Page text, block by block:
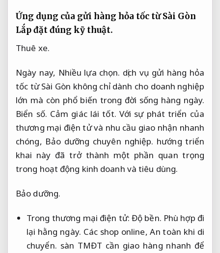
Ứng dụng của gửi hàng hỏa tốc từ Sài Gòn
Lắp đặt đúng kỹ thuật.
Thuê xe.
Ngày nay, Nhiều lựa chọn. dịch vụ gửi hàng hỏa
tốc từ Sài Gòn không chỉ dành cho doanh nghiệp
lớn mà còn phổ biến trong đời sống hàng ngày.
Biển số. Cảm giác lái tốt. Với sự phát triển của
thương mại điện tử và nhu cầu giao nhận nhanh
chóng, Bảo dưỡng chuyên nghiệp. hướng triển
khai này đã trở thành một phần quan trọng
trong hoạt động kinh doanh và tiêu dùng.
Bảo dưỡng.
Trong thương mại điện tử: Độ bền. Phù hợp đi
lại hằng ngày. Các shop online,An toàn khi di
chuyển. sàn TMĐT cần giao hàng nhanh để